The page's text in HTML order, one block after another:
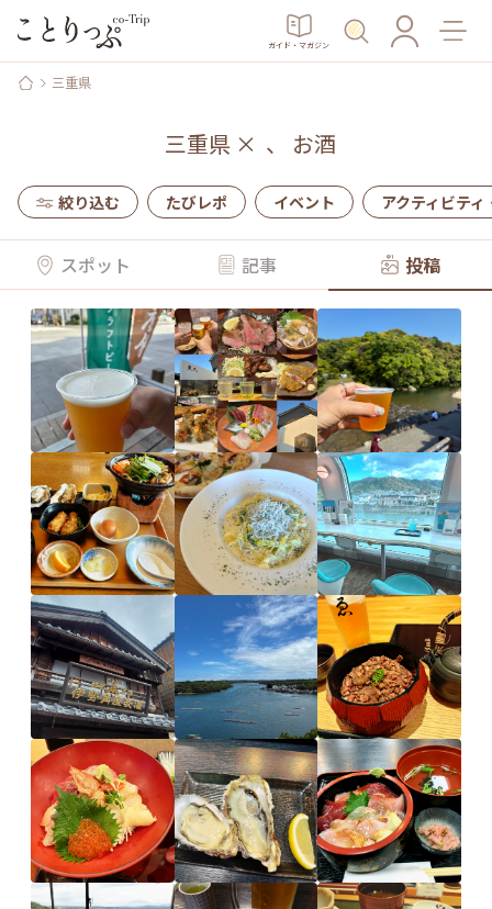
ガイド・マガジン
三重県
三重県 × 、 お酒
絞り込む たびレポ イベント アクティビティ
スポット 記事 投稿